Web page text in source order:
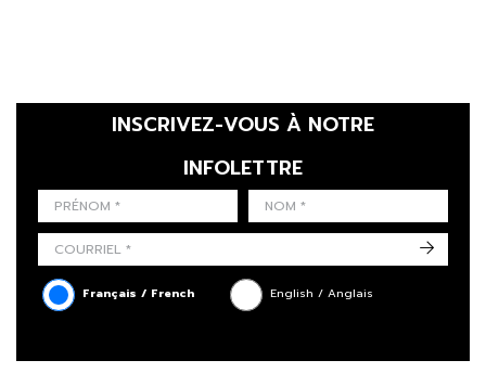
PRÉNOM
LAST NAME
INSCRIVEZ-VOUS À NOTRE
INFOLETTRE
LANGUE
Français / French English / Anglais
->